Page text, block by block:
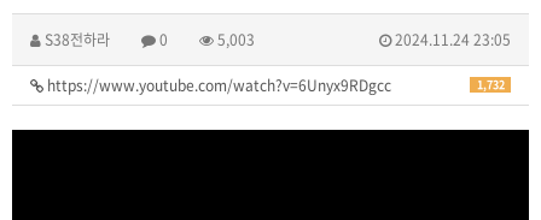
S38전하라 0 5,003 2024.11.24 23:05
1,732
https://www.youtube.com/watch?v=6Unyx9RDgcc